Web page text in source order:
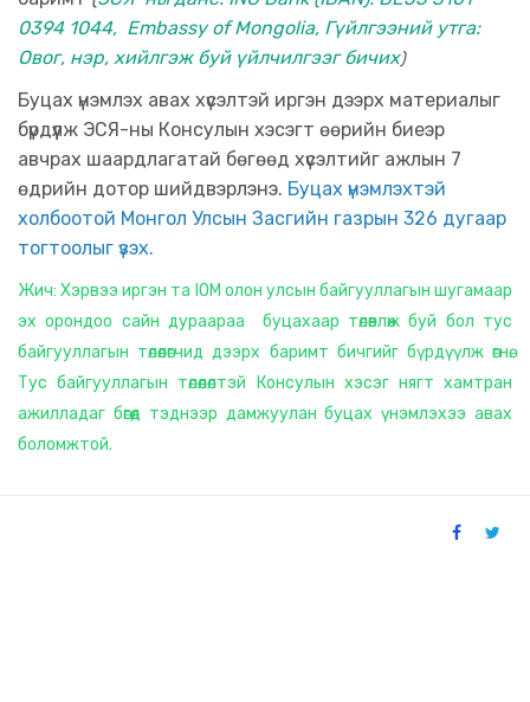
0394 1044, Embassy of Mongolia, Гүйлгээний утга:
Овог, нэр, хийлгэж буй үйлчилгээг бичих)
Буцах үнэмлэх авах хүсэлтэй иргэн дээрх материалыг
бүрдүүлж ЭСЯ-ны Консулын хэсэгт өөрийн биеэр
авчрах шаардлагатай бөгөөд хүсэлтийг ажлын 7
өдрийн дотор шийдвэрлэнэ. Буцах үнэмлэхтэй
холбоотой Монгол Улсын Засгийн газрын 326 дугаар
тогтоолыг үзэх.
Жич: Хэрвээ иргэн та IOM олон улсын байгууллагын шугамаар
эх орондоо сайн дураараа буцахаар төлөвлөж буй бол тус
байгууллагын төлөөлөгчид дээрх баримт бичгийг бүрдүүлж өгнө.
Тус байгууллагын төлөөлөлтэй Консулын хэсэг нягт хамтран
ажилладаг бөгөөд тэднээр дамжуулан буцах үнэмлэхээ авах
боломжтой.